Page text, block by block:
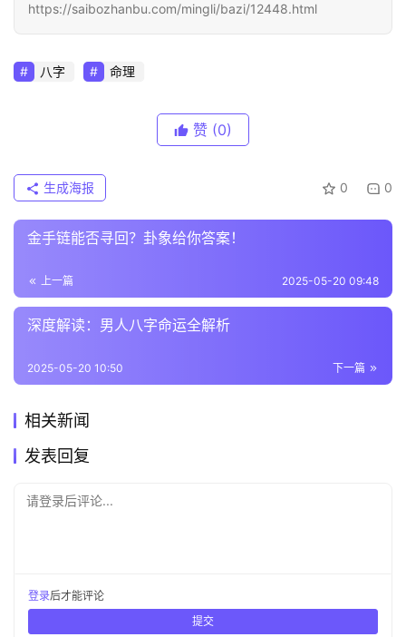
https://saibozhanbu.com/mingli/bazi/12448.html
八字 命理
赞 (0)
0 0
生成海报
金手链能否寻回？卦象给你答案！
上一篇 2025-05-20 09:48
深度解读：男人八字命运全解析
下一篇
2025-05-20 10:50
相关新闻
发表回复
请登录后评论...
登录后才能评论
提交